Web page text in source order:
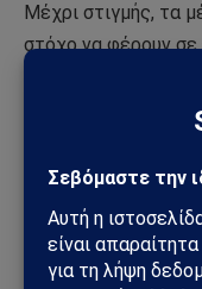
Μέχρι στιγμής, τα
στόχο να φέρουν
Το νέο είναι ότι
Οι συγχωνεύσεις
ΕΕ θα λάβουν
μέλλον.
Η Ελλάδα πληροί